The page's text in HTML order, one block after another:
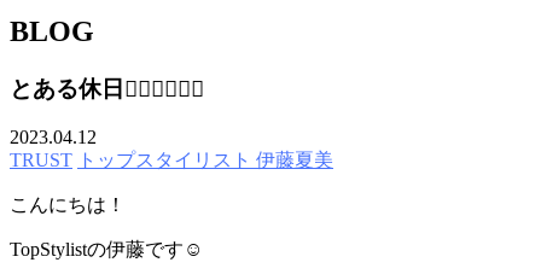
BLOG
とある休日🚴‍♂️🚴‍♂️🚴‍♂️
2023.04.12
TRUST トップスタイリスト 伊藤夏美
こんにちは！
TopStylistの伊藤です☺️